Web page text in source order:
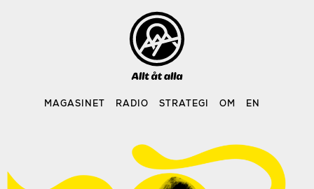
MAGASINET RADIO STRATEGI OM EN